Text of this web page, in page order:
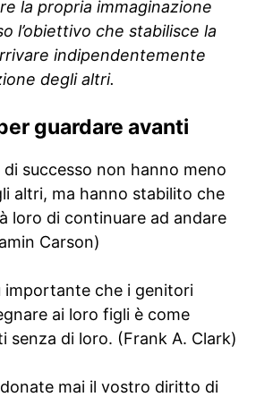
la propria immaginazione
l’obiettivo che stabilisce la
indipendentemente
degli altri.
guardare avanti
di successo non hanno meno
altri, ma hanno stabilito che
loro di continuare ad andare
Carson)
importante che i genitori
ai loro figli è come
senza di loro. (Frank A. Clark)
mai il vostro diritto di